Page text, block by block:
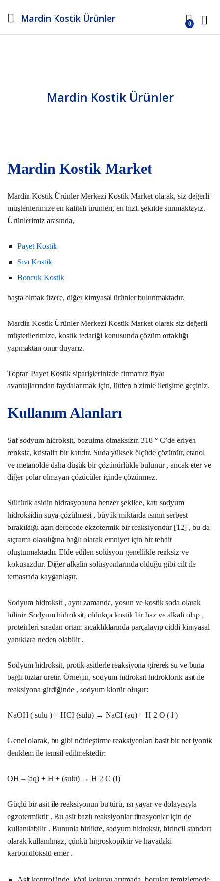
Mardin Kostik Ürünler 0
Mardin Kostik Ürünler
Mardin Kostik Market
Mardin Kostik Ürünler Merkezi Kostik Market olarak, siz değerli
müşterilerimize en kaliteli ürünleri, en hızlı şekilde sunmaktayız.
Ürünlerimiz arasında,
Payet Kostik
Sıvı Kostik
Boncuk Kostik
başta olmak üzere, diğer kimyasal ürünler bulunmaktadır.
Mardin Kostik Ürünler Merkezi Kostik Market olarak siz değerli
müşterilerimize, kostik tedariği konusunda çözüm ortaklığı
yapmaktan onur duyarız.
Toptan Payet Kostik siparişlerinizde firmamız fiyat
avantajlarından faydalanmak için, lütfen bizimle iletişime geçiniz.
Kullanım Alanları
Saf sodyum hidroksit, bozulma olmaksızın 318 ° C’de eriyen
renksiz, kristalin bir katıdır. Suda yüksek ölçüde çözünür, etanol
ve metanolde daha düşük bir çözünürlükle bulunur , ancak eter ve
diğer polar olmayan çözücüler içinde çözünmez.
Sülfürik asidin hidrasyonuna benzer şekilde, katı sodyum
hidroksidin suya çözülmesi , büyük miktarda ısının serbest
bırakıldığı aşırı derecede ekzotermik bir reaksiyondur [12] , bu da
sıçrama olasılığına bağlı olarak emniyet için bir tehdit
oluşturmaktadır. Elde edilen solüsyon genellikle renksiz ve
kokusuzdur. Diğer alkalin solüsyonlarında olduğu gibi cilt ile
temasında kayganlaşır.
Sodyum hidroksit , aynı zamanda, yosun ve kostik soda olarak
bilinir. Sodyum hidroksit, oldukça kostik bir baz ve alkali olup ,
proteinleri sıradan ortam sıcaklıklarında parçalayıp ciddi kimyasal
yanıklara neden olabilir .
Sodyum hidroksit, protik asitlerle reaksiyona girerek su ve buna
bağlı tuzlar üretir. Örneğin, sodyum hidroksit hidroklorik asit ile
reaksiyona girdiğinde , sodyum klorür oluşur:
NaOH ( sulu ) + HCI (sulu) → NaCI (aq) + H 2 O ( l )
Genel olarak, bu gibi nötrleştirme reaksiyonları basit bir net iyonik
denklem ile temsil edilmektedir:
OH – (aq) + H + (sulu) → H 2 O (I)
Güçlü bir asit ile reaksiyonun bu türü, ısı yayar ve dolayısıyla
egzotermiktir . Bu asit bazlı reaksiyonlar titrasyonlar için de
kullanılabilir . Bununla birlikte, sodyum hidroksit, birincil standart
olarak kullanılmaz, çünkü higroskopiktir ve havadaki
karbondioksiti emer .
Asit kontrolünde, kötü kokuyu arıtmada, boruları temizlemede,